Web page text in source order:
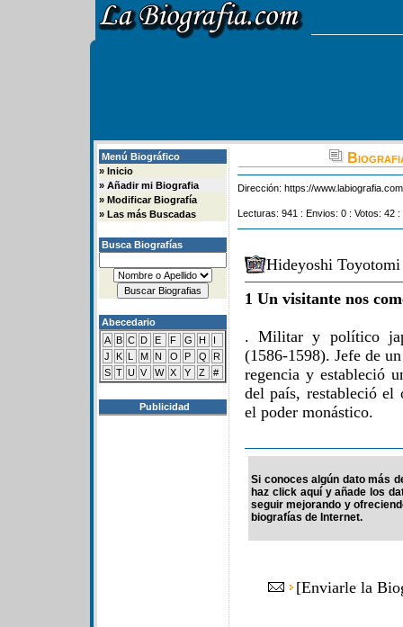
Menú Biográfico
» Inicio
» Añadir mi Biografia
» Modificar Biografía
» Las más Buscadas
Busca Biografías
Abecedario
A B C D E F G H
I
J
K L M N O P Q
R
S T U V W X Y Z #
Publicidad
Dirección: https://
Lecturas: 941 : Envios: 0 : Votos: 42
Hideyoshi
1 Un visitante nos
. Militar y político
(1586-1598). Jefe de
regencia y estableció
del país, restableció el
el poder monástico.
Si conoces algún dato más
haz click aquí y añade los
seguir mejorando y
biografías de Internet.
[Enviarle la